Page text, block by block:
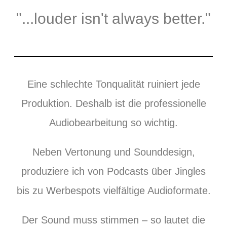
"...louder isn't always better."
Eine schlechte Tonqualität ruiniert jede
Produktion. Deshalb ist die professionelle
Audiobearbeitung so wichtig.
Neben Vertonung und Sounddesign,
produziere ich von Podcasts über Jingles
bis zu Werbespots vielfältige Audioformate.
Der Sound muss stimmen – so lautet die